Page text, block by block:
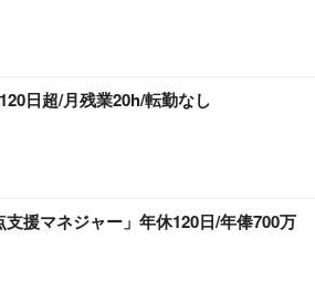
日超/月残業20h/転勤なし
支援マネジャー」年休120日/年俸700万